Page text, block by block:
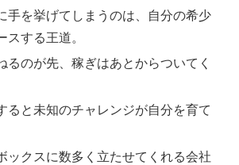
手を挙げてしまうのは、自分の希少
スする王道。
るのが先、稼ぎはあとからついてく
ると未知のチャレンジが自分を育て
ックスに数多く立たせてくれる会社